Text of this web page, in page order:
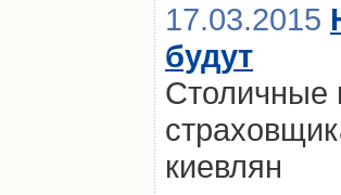
17.03.2015
будут
Столичные
киевлян